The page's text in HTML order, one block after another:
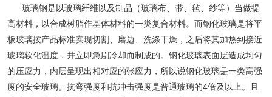
玻璃钢是以玻璃纤维以及制品（玻璃布、带、毡、纱等）当做提
高材料，以合成树脂作基体材料的一类复合材料。而钢化玻璃是将平
板玻璃按产品标准实现切割、磨边、洗涤干燥，之后将其加热到接近
玻璃软化温度，并立即急剧冷却而制成的。钢化玻璃表面层造成均匀
的压应力，内层呈现出相对应的张应力，所以说钢化玻璃是一类高强
度的安全玻璃。抗弯强度和抗冲击强度是普通玻璃的4倍及以上。且